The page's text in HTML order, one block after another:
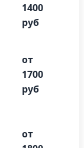
1400
руб
от
1700
руб
от